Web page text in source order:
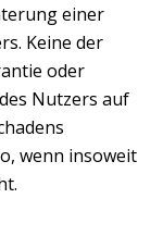
einer
Keine der
oder
Nutzers auf
wenn insoweit